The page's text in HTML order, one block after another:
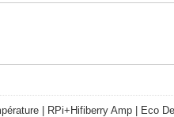
| RPi+Hifiberry Amp | Eco